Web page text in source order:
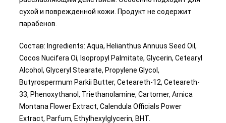
сухой и поврежденной кожи. Продукт не содержит
парабенов.
Состав: Ingredients: Aqua, Helianthus Annuus Seed Oil,
Cocos Nucifera Oi, Isopropyl Palmitate, Glycerin, Cetearyl
Alcohol, Glyceryl Stearate, Propylene Glycol,
Butyrospermum Parkii Butter, Ceteareth-12, Ceteareth-
33, Phenoxythanol, Triethanolamine, Cartomer, Arnica
Montana Flower Extract, Calendula Officials Power
Extract, Parfum, Ethylhexylglycerin, BHT.